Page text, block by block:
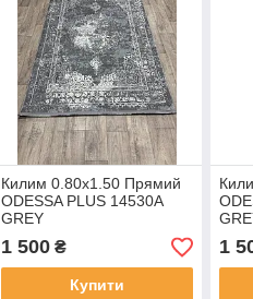
Килим 0.80х1.50 Прямий
ODESSA PLUS 14530A
GREY
1 500₴
Купити
1